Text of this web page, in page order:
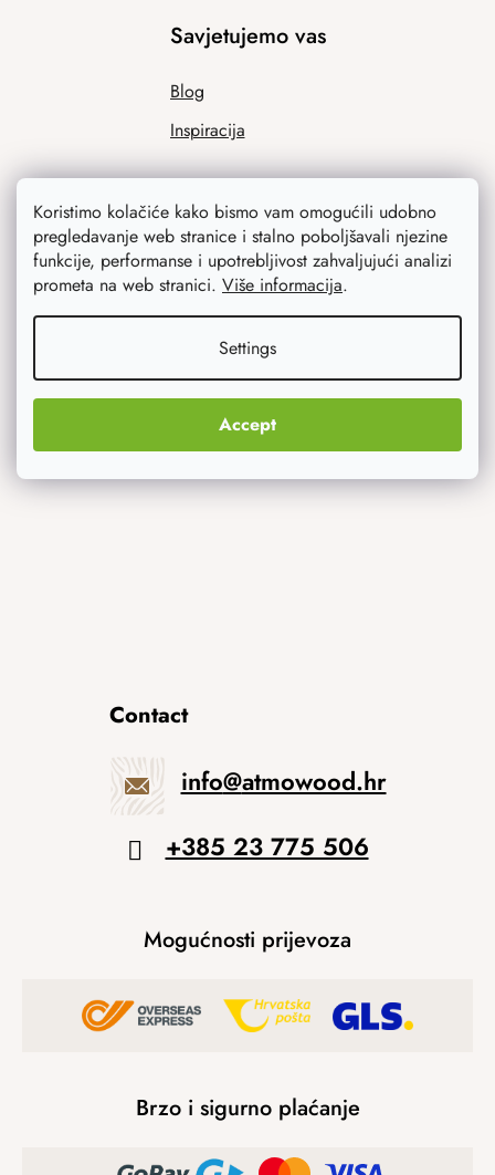
Koristimo kolačiće kako bismo vam omogućili udobno
pregledavanje web stranice i stalno poboljšavali njezine
funkcije, performanse i upotrebljivost zahvaljujući analizi
prometa na web stranici. Više informacija.
Settings
Accept
Savjetujemo vas
Blog
Inspiracija
Ono što vas najviše zanima
Noviteti
Contact
info@atmowood.hr
+385 23 775 506
Mogućnosti prijevoza
Brzo i sigurno plaćanje